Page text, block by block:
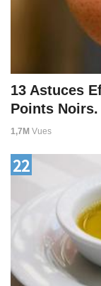
13 Astuces
Points Noirs.
1,7M Vues
22